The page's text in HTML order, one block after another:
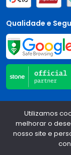
Qualidade e
Central Auto
direitos
Utilizamos
melhorar o
nosso site e